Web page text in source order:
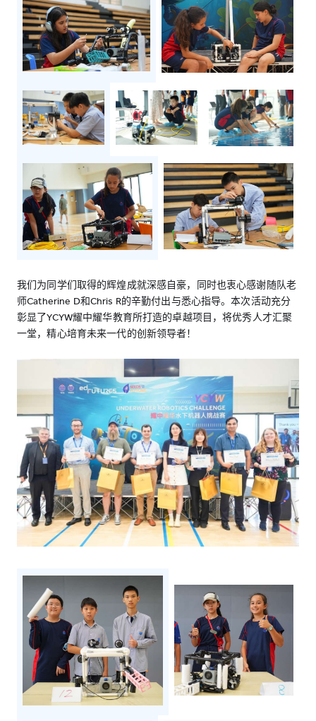
我们为同学们取得的辉煌成就深感自豪，同时也衷心感谢随队老
师Catherine D和Chris R的辛勤付出与悉心指导。本次活动充分
彰显了YCYW耀中耀华教育所打造的卓越项目，将优秀人才汇聚
一堂，精心培育未来一代的创新领导者！